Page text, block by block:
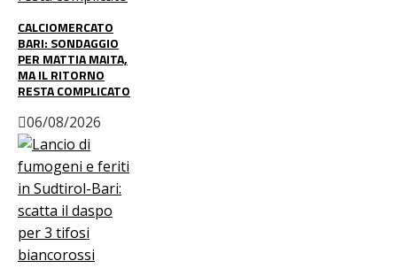
CALCIOMERCATO
BARI: SONDAGGIO
PER MATTIA MAITA,
MA IL RITORNO
RESTA COMPLICATO
06/08/2026